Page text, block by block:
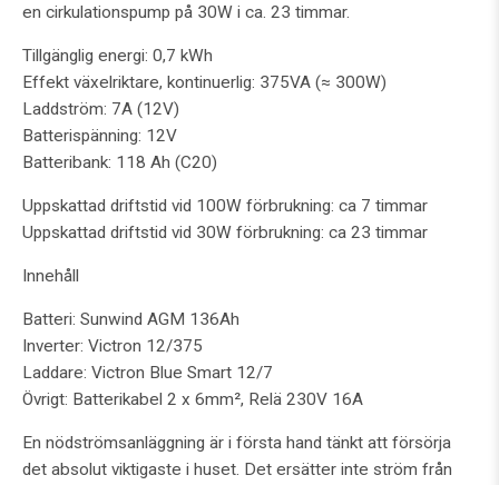
en cirkulationspump på 30W i ca. 23 timmar.
Tillgänglig energi: 0,7 kWh
Effekt växelriktare, kontinuerlig: 375VA (≈ 300W)
Laddström: 7A (12V)
Batterispänning: 12V
Batteribank: 118 Ah (C20)
Uppskattad driftstid vid 100W förbrukning: ca 7 timmar
Uppskattad driftstid vid 30W förbrukning: ca 23 timmar
Innehåll
Batteri: Sunwind AGM 136Ah
Inverter: Victron 12/375
Laddare: Victron Blue Smart 12/7
Övrigt: Batterikabel 2 x 6mm², Relä 230V 16A
En nödströmsanläggning är i första hand tänkt att försörja
det absolut viktigaste i huset. Det ersätter inte ström från